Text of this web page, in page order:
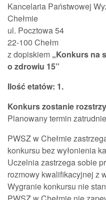
Kancelaria Państwowej
Chełmie
ul. Pocztowa 54
22-100 Chełm
z dopiskiem „Konkurs na
o zdrowiu 15”
Ilość etatów: 1.
Konkurs zostanie
Planowany termin
PWSZ w Chełmie
konkursu bez wyłonienia
Uczelnia zastrzega sobie
rozmowy kwalifikacyjnej z
Wygranie konkursu nie